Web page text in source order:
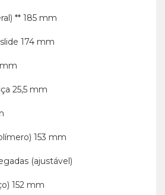
** 185 mm
174 mm
25,5 mm
153 mm
(ajustável)
152 mm